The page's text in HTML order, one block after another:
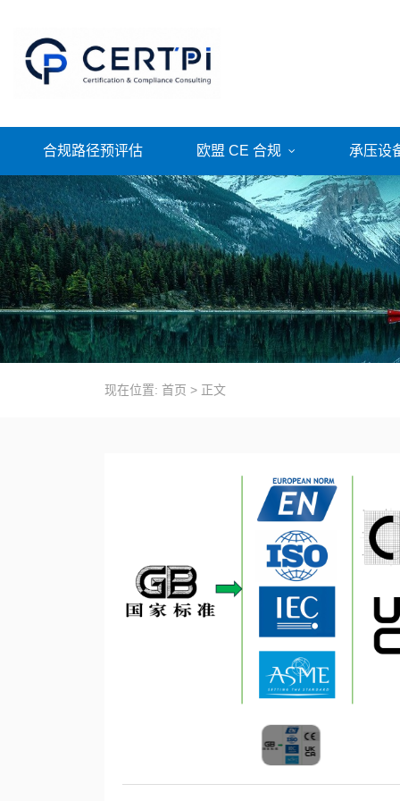
合规路径预评估 欧盟 CE 合规 承压设
现在位置: 首页 > 正文